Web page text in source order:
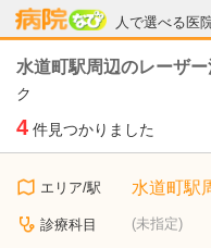
人で選べる医
病院なび
水道町駅周辺のレーザ
ク
4 件見つかりました
エリア/駅 水道町駅
診療科目 (未指定)